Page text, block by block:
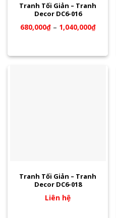
Tranh Tối Giản – Tranh
Decor DC6-016
680,000₫– 1,040,000₫
Tranh Tối Giản – Tranh
Decor DC6-018
Liên hệ